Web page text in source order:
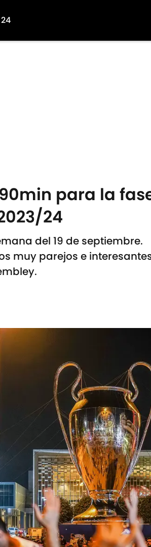
para la
24
del 19 de septiembre.
muy parejos e